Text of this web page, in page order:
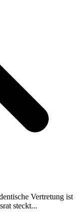
Vertretung ist
steckt...